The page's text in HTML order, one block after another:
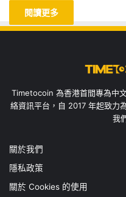
閱讀更多
Timetocoin 為香港首間專為中
絡資訊平台，自 2017 年起致力
我
關於我們
隱私政策
關於 Cookies 的使用